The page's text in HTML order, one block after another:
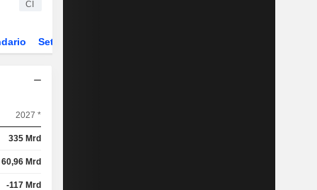
CI
Settore
2027 *
335 Mrd
60,96 Mrd
-117 Mrd